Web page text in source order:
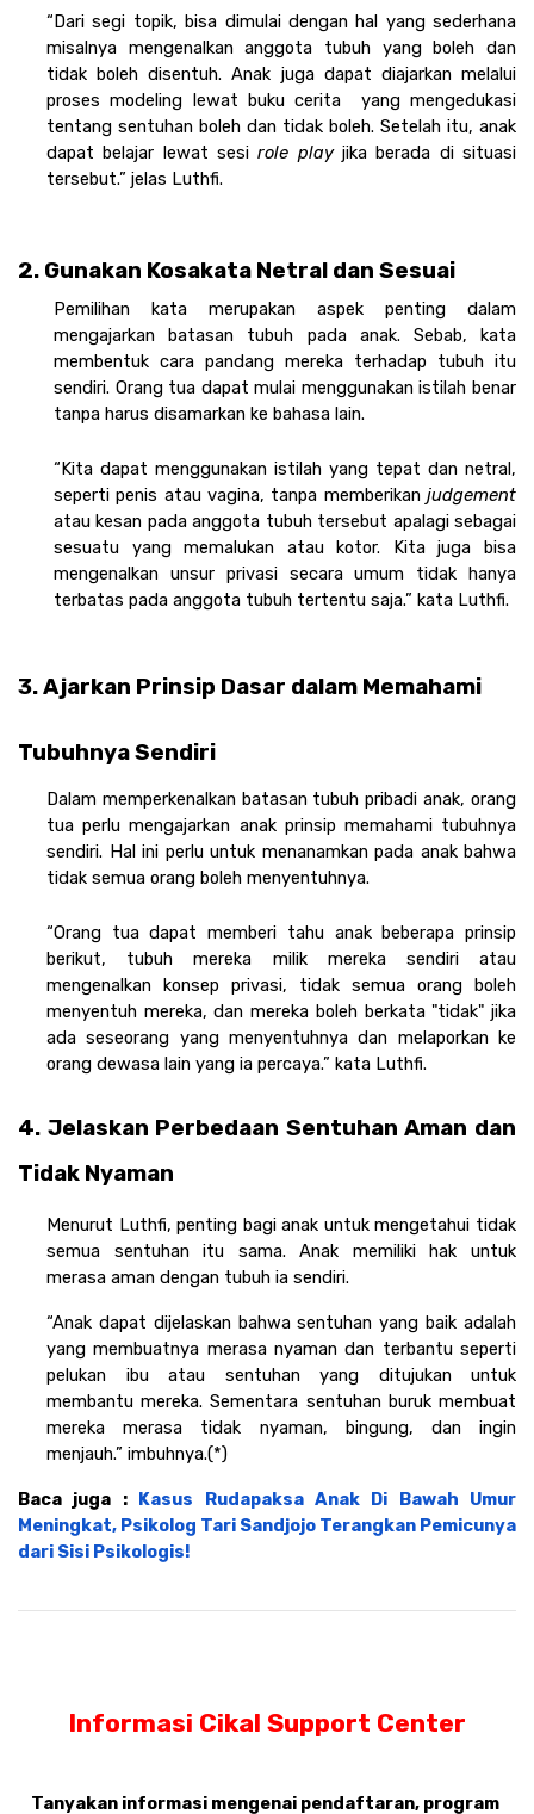
“Dari segi topik, bisa dimulai dengan hal yang sederhana
misalnya mengenalkan anggota tubuh yang boleh dan
tidak boleh disentuh. Anak juga dapat diajarkan melalui
proses modeling lewat buku cerita  yang mengedukasi
tentang sentuhan boleh dan tidak boleh. Setelah itu, anak
dapat belajar lewat sesi role play jika berada di situasi
tersebut.” jelas Luthfi.
2. Gunakan Kosakata Netral dan Sesuai
Pemilihan kata merupakan aspek penting dalam
mengajarkan batasan tubuh pada anak. Sebab, kata
membentuk cara pandang mereka terhadap tubuh itu
sendiri. Orang tua dapat mulai menggunakan istilah benar
tanpa harus disamarkan ke bahasa lain.
“Kita dapat menggunakan istilah yang tepat dan netral,
seperti penis atau vagina, tanpa memberikan judgement
atau kesan pada anggota tubuh tersebut apalagi sebagai
sesuatu yang memalukan atau kotor. Kita juga bisa
mengenalkan unsur privasi secara umum tidak hanya
terbatas pada anggota tubuh tertentu saja.” kata Luthfi.
3. Ajarkan Prinsip Dasar dalam Memahami
Tubuhnya Sendiri
Dalam memperkenalkan batasan tubuh pribadi anak, orang
tua perlu mengajarkan anak prinsip memahami tubuhnya
sendiri. Hal ini perlu untuk menanamkan pada anak bahwa
tidak semua orang boleh menyentuhnya.
“Orang tua dapat memberi tahu anak beberapa prinsip
berikut, tubuh mereka milik mereka sendiri atau
mengenalkan konsep privasi, tidak semua orang boleh
menyentuh mereka, dan mereka boleh berkata "tidak" jika
ada seseorang yang menyentuhnya dan melaporkan ke
orang dewasa lain yang ia percaya.” kata Luthfi.
4. Jelaskan Perbedaan Sentuhan Aman dan
Tidak Nyaman
Menurut Luthfi, penting bagi anak untuk mengetahui tidak
semua sentuhan itu sama. Anak memiliki hak untuk
merasa aman dengan tubuh ia sendiri.
“Anak dapat dijelaskan bahwa sentuhan yang baik adalah
yang membuatnya merasa nyaman dan terbantu seperti
pelukan ibu atau sentuhan yang ditujukan untuk
membantu mereka. Sementara sentuhan buruk membuat
mereka merasa tidak nyaman, bingung, dan ingin
menjauh.” imbuhnya.(*)
Baca juga : Kasus Rudapaksa Anak Di Bawah Umur
Meningkat, Psikolog Tari Sandjojo Terangkan Pemicunya
dari Sisi Psikologis!
Informasi Cikal Support Center
Tanyakan informasi mengenai pendaftaran, program